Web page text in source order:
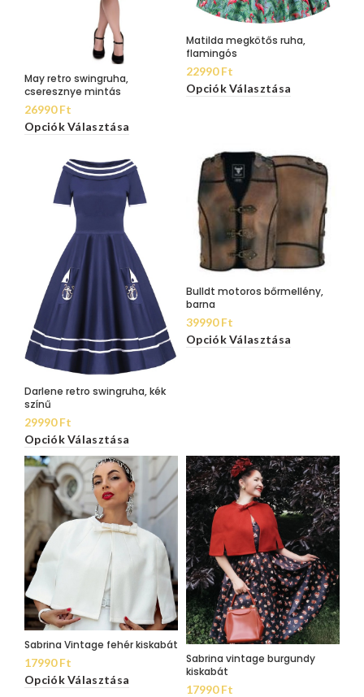
May retro swingruha,
cseresznye mintás
26990Ft
Opciók Választása
Matilda megkötős ruha,
flamingós
22990Ft
Opciók Választása
Darlene retro swingruha, kék
színű
29990Ft
Opciók Választása
Bulldt motoros bőrmellény,
barna
39990Ft
Opciók Választása
Sabrina Vintage fehér kiskabát
17990Ft
Opciók Választása
Sabrina vintage burgundy
kiskabát
17990Ft